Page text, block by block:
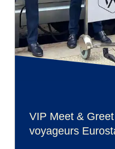
VIP Meet &
voyageurs